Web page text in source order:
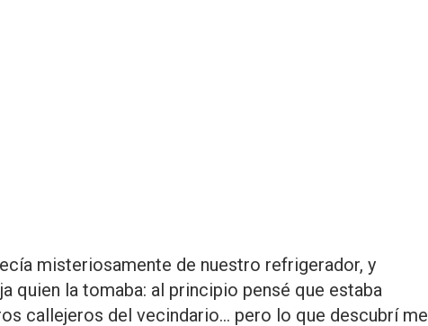
misteriosamente de nuestro refrigerador, y
quien la tomaba: al principio pensé que estaba
callejeros del vecindario… pero lo que descubrí me